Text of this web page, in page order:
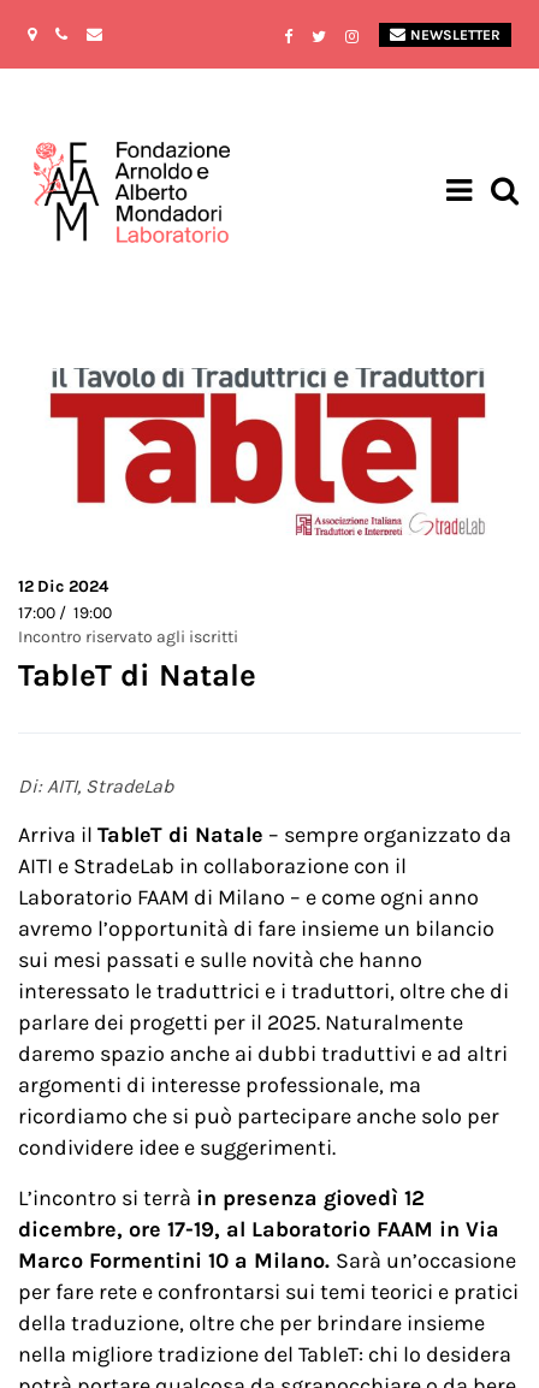
NEWSLETTER
12 Dic 2024
17:00 / 19:00
Incontro riservato agli iscritti
TableT di Natale
Di: AITI, StradeLab
Arriva il TableT di Natale – sempre organizzato da
AITI e StradeLab in collaborazione con il
Laboratorio FAAM di Milano – e come ogni anno
avremo l’opportunità di fare insieme un bilancio
sui mesi passati e sulle novità che hanno
interessato le traduttrici e i traduttori, oltre che di
parlare dei progetti per il 2025. Naturalmente
daremo spazio anche ai dubbi traduttivi e ad altri
argomenti di interesse professionale, ma
ricordiamo che si può partecipare anche solo per
condividere idee e suggerimenti.
L’incontro si terrà in presenza giovedì 12
dicembre, ore 17-19, al Laboratorio FAAM in Via
Marco Formentini 10 a Milano. Sarà un’occasione
per fare rete e confrontarsi sui temi teorici e pratici
della traduzione, oltre che per brindare insieme
nella migliore tradizione del TableT: chi lo desidera